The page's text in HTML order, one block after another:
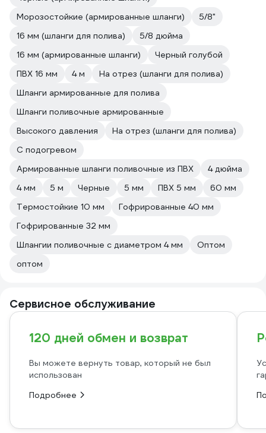
Морозостойкие (армированные шланги)
5/8"
16 мм (шланги для полива)
5/8 дюйма
16 мм (армированные шланги)
Черный голубой
ПВХ 16 мм
4 м
На отрез (шланги для полива)
Шланги армированные для полива
Шланги поливочные армированные
Высокого давления
На отрез (шланги для полива)
С подогревом
Армированные шланги поливочные из ПВХ
4 дюйма
4 мм
5 м Черные 5 мм ПВХ 5 мм
60 мм
Термостойкие 10 мм
Гофрированные 40 мм
Гофрированные 32 мм
Шлангии поливочные с диаметром 4 мм
Оптом
оптом
Сервисное обслуживание
120 дней обмен и возврат
Вы можете вернуть товар, который не был
использован
Подробнее